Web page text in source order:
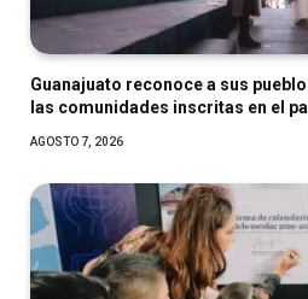
Guanajuato reconoce a sus
las comunidades inscritas en el
AGOSTO 7, 2026